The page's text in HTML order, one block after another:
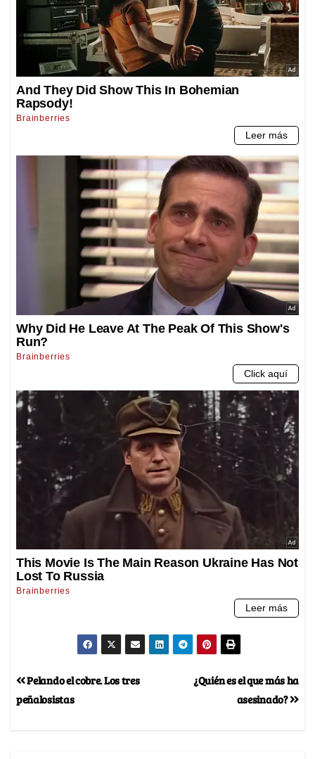
¿Quién es el que más ha
asesinado?
Pelando el cobre. Los tres
peñalosistas